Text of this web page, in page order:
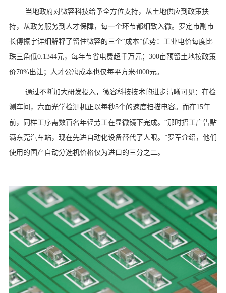
当地政府对微容科技给予全方位支持，从土地供应到政策扶
持，从政务服务到人才保障，每一个环节都细致入微。罗定市副市
长傅振宇详细解释了留住微容的三个“成本”优势：工业电价每度比
珠三角低0.1344元，每年节省电费超千万元；300亩预留土地按政策
价70%出让；人才公寓成本也仅每平方米4000元。
通过不断加大研发投入，微容科技技术的进步清晰可见：在检
测车间，六面光学检测机正以每秒5个的速度扫描电容。而在15年
前，同样工序需数百名年轻劳工在显微镜下完成。“那时招工广告贴
满东莞汽车站，现在先进自动化设备替代了人眼。”罗军介绍，他们
使用的国产自动分选机价格仅为进口的三分之二。